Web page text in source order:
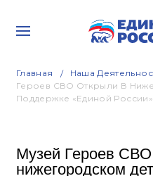
Главная Наша
Героев СВО Открыли В
Поддержке «Единой России»
Музей Героев
нижегородском